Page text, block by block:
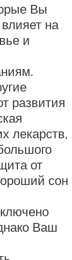
Вы
на
и
развития
лекарств,
от
сон
Ваш